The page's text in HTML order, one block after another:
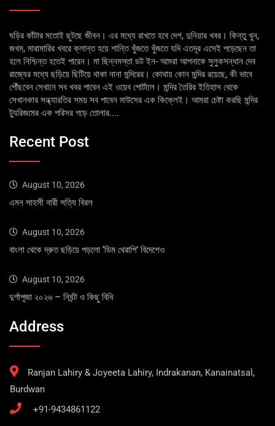
ঘড়ির কাঁটার মতোই ছুটছে জীবন। এর মধ্যে রাখতে হবে দেশ, দুনিয়ার খবর। কিন্তু খুন,
জখম, মারামারির খবরে ক্লান্ত হয়ে শান্তি খুঁজতে খুঁজতে যদি এতদূর এসেই পড়েছেন তা
হলে নিশ্চিন্ত হতেই পারেন। মা ছিন্নমস্তা ডট ইন- আমরা আপনাকে সুলুকসন্ধান দেব
রাজ্যের মধ্যে ছড়িয়ে ছিটিয়ে থাকা নানা মন্দিরের। কোথায় কোন মন্দির রয়েছে, কী ভাবে
পৌঁছবেন সেখানে সব খবর পাবেন এই ওয়েব পোর্টালে। মন্দির তৈরির ইতিহাস থেকে
সেখানকার সন্ধ্যারতির সময় সব পাবেন মাউসের এক কিক্লেই। আমরা চেষ্টা করছি মন্দির
ট্যুরিজমের এক পরিসর গড়ে তোলার....
Recent Post
August 10, 2026
এমন সাহসী নারী সত্যি বিরল
August 10, 2026
বাংলা থেকে দ্রুত ছড়িয়ে পড়লো ‘ডিম থেরাপি’ বিদেশেও
August 10, 2026
দুর্গাপূজা ২০২৬ – নির্ঘন্ট ও কিছু বিধি
Address
Ranjan Lahiry & Joyeeta Lahiry, Indrakanan, Kanainatsal,
Burdwan
+91-9434861122